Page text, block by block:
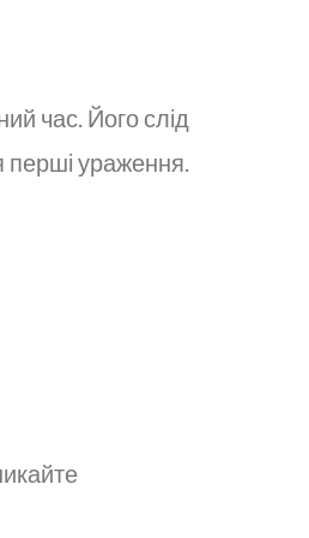
час. Його слід
перші ураження.